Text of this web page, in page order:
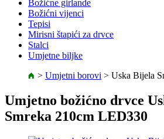
Božićne girlande
Božićni vijenci
Tepisi
Mirisni štapići za drvce
Stalci
Umjetne biljke
> Umjetni borovi > Uska Bijela
Umjetno božićno drvce
Smreka 210cm LED330